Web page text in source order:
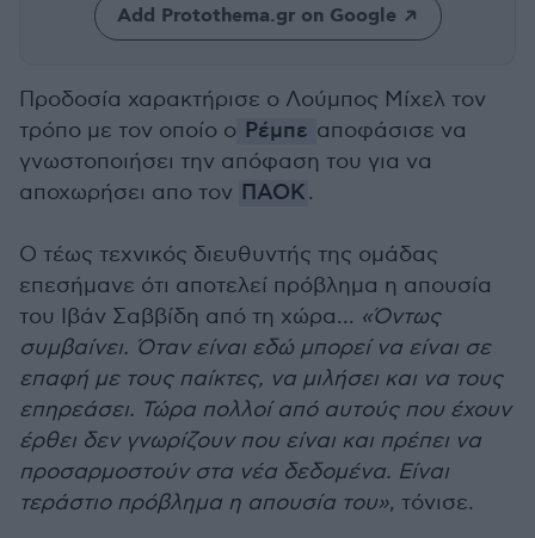
Add Protothema.gr on Google
Προδοσία χαρακτήρισε ο Λούμπος Μίχελ τον
τρόπο με τον οποίο ο Ρέμπε αποφάσισε να
γνωστοποιήσει την απόφαση του για να
αποχωρήσει απο τον ΠΑΟΚ.
Ο τέως τεχνικός διευθυντής της ομάδας
επεσήμανε ότι αποτελεί πρόβλημα η απουσία
του Ιβάν Σαββίδη από τη χώρα... «Όντως
συμβαίνει. Όταν είναι εδώ μπορεί να είναι σε
επαφή με τους παίκτες, να μιλήσει και να τους
επηρεάσει. Τώρα πολλοί από αυτούς που έχουν
έρθει δεν γνωρίζουν που είναι και πρέπει να
προσαρμοστούν στα νέα δεδομένα. Είναι
τεράστιο πρόβλημα η απουσία του», τόνισε.